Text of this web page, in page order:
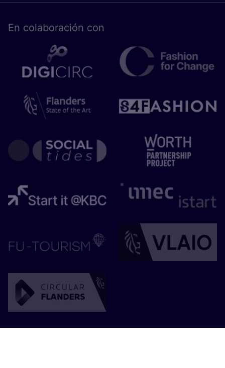
En cola­bo­ra­ción con